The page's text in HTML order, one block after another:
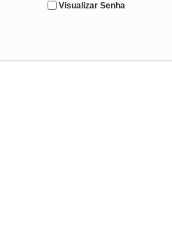
Visualizar Senha